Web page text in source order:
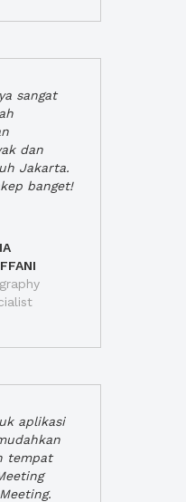
sangat
dan
Jakarta.
banget!
aplikasi
tempat